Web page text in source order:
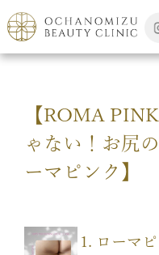
TOP アートメイク
【ROMA
ゃない！お尻
ーマピンク】
1. ローマ